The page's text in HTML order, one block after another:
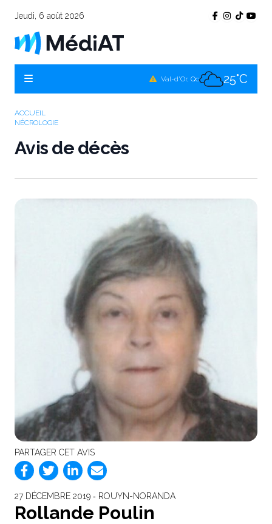
Jeudi, 6 août 2026
Val-d'Or, Qc 25°C
ACCUEIL
NÉCROLOGIE
Avis de décès
PARTAGER CET AVIS
27 DÉCEMBRE 2019 ‐ ROUYN-NORANDA
Rollande Poulin